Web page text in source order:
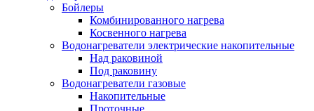
Бойлеры
Комбинированного нагрева
Косвенного нагрева
Водонагреватели электрические накопительные
Над раковиной
Под раковину
Водонагреватели газовые
Накопительные
Проточные